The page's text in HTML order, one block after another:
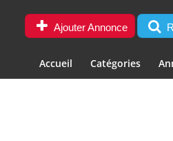
Ajouter Annonce
Accueil Catégories